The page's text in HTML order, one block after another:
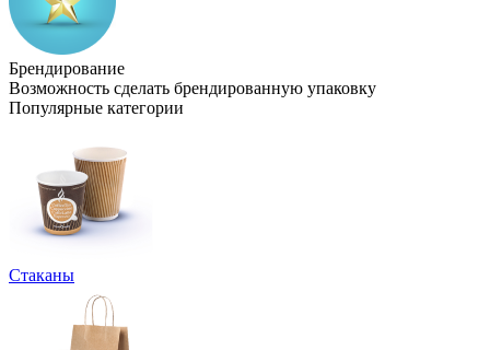
Брендирование
Возможность сделать брендированную упаковку
Популярные категории
Стаканы